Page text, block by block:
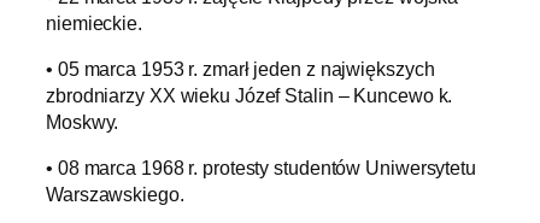
niemieckie.
• 05 marca 1953 r. zmarł jeden z największych
zbrodniarzy XX wieku Józef Stalin – Kuncewo k.
Moskwy.
• 08 marca 1968 r. protesty studentów Uniwersytetu
Warszawskiego.